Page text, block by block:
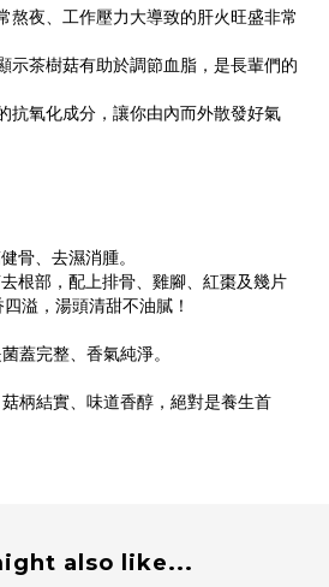
熬夜、工作壓力大導致的肝火旺盛非常
示茶樹菇有助於調節血脂，是長輩們的
抗氧化成分，讓你由內而外散發好氣
骨、去濕消腫。
根部，配上排骨、雞腳、紅棗及幾片
溢，湯頭清甜不油膩！
蓋完整、香氣純淨。
柄結實、味道香醇，絕對是養生首
also like...